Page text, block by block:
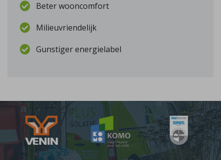
Beter wooncomfort
Milieuvriendelijk
Gunstiger energielabel